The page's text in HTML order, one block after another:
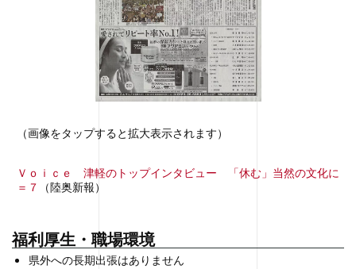
（画像をタップすると拡大表示されます）
Ｖｏｉｃｅ 津軽のトップインタビュー 「休む」当然の文化に
＝７ （陸奥新報）
福利厚生・職場環境
県外への長期出張はありません